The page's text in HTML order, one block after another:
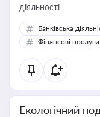
діяльності
Банківська
Фінансові послуги
Екологічний